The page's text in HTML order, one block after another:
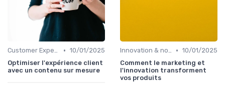
Customer Experience & parcours client • 10/01/2025
Optimiser l'expérience client
avec un contenu sur mesure
Innovation & nouveaux leviers marketing • 10/01/2025
Comment le marketing et
l'innovation transforment
vos produits